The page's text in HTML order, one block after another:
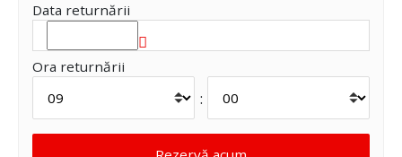
Data returnării
Ora returnării
: